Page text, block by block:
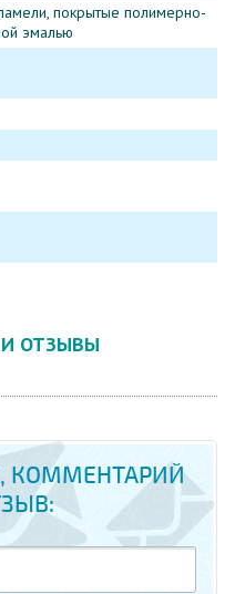
покрытые полимерно-
эмалью
ОТЗЫВЫ
КОММЕНТАРИЙ